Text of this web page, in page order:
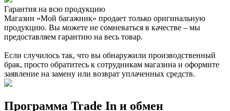
Гарантия на всю продукцию
Магазин «Мой багажник» продает только оригинальную
продукцию. Вы можете не сомневаться в качестве – мы
предоставляем гарантию на весь товар.
Если случилось так, что вы обнаружили производственный
брак, просто обратитесь к сотрудникам магазина и оформите
заявление на замену или возврат уплаченных средств.
Программа Trade In и обмен